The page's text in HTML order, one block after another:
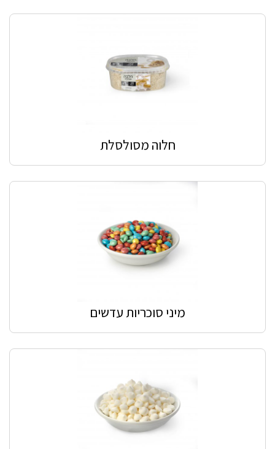
חלוה מסולסלת
מיני סוכריות עדשים